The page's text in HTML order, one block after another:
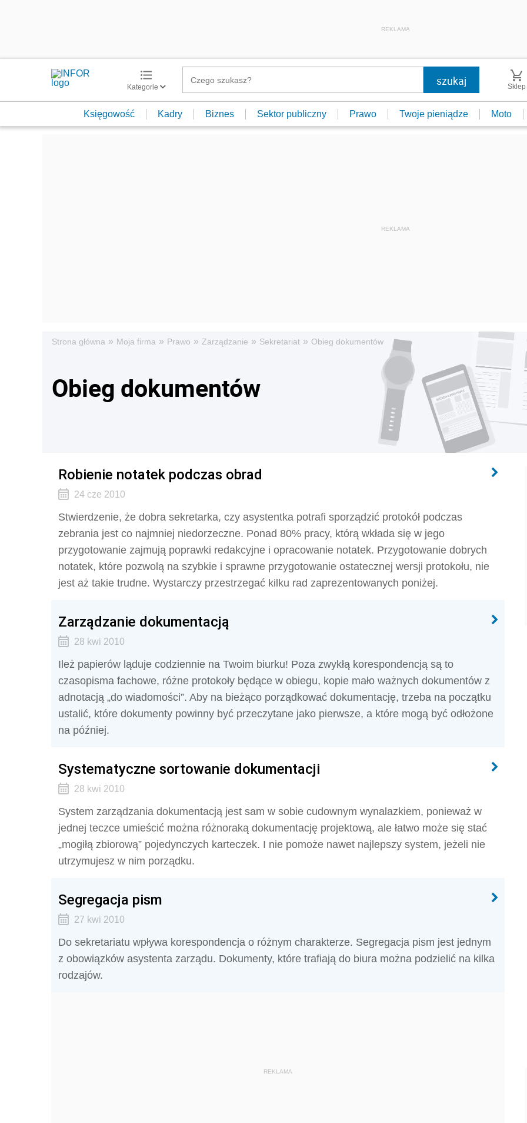
REKLAMA
Kategorie Sklep
Księgowość Kadry Biznes Sektor publiczny Prawo Twoje pieniądze Moto
Strona główna » Moja firma » Prawo » Zarządzanie » Sekretariat » Obieg dokumentów
Obieg dokumentów
Robienie notatek podczas obrad
24 cze 2010
Stwierdzenie, że dobra sekretarka, czy asystentka potrafi sporządzić protokół podczas
zebrania jest co najmniej niedorzeczne. Ponad 80% pracy, którą wkłada się w jego
przygotowanie zajmują poprawki redakcyjne i opracowanie notatek. Przygotowanie dobrych
notatek, które pozwolą na szybkie i sprawne przygotowanie ostatecznej wersji protokołu, nie
jest aż takie trudne. Wystarczy przestrzegać kilku rad zaprezentowanych poniżej.
Zarządzanie dokumentacją
28 kwi 2010
Ileż papierów ląduje codziennie na Twoim biurku! Poza zwykłą korespondencją są to
czasopisma fachowe, różne protokoły będące w obiegu, kopie mało ważnych dokumentów z
adnotacją „do wiadomości”. Aby na bieżąco porządkować dokumentację, trzeba na początku
ustalić, które dokumenty powinny być przeczytane jako pierwsze, a które mogą być odłożone
na później.
Systematyczne sortowanie dokumentacji
28 kwi 2010
System zarządzania dokumentacją jest sam w sobie cudownym wynalazkiem, ponieważ w
jednej teczce umieścić można różnoraką dokumentację projektową, ale łatwo może się stać
„mogiłą zbiorową” pojedynczych karteczek. I nie pomoże nawet najlepszy system, jeżeli nie
utrzymujesz w nim porządku.
Segregacja pism
27 kwi 2010
Do sekretariatu wpływa korespondencja o różnym charakterze. Segregacja pism jest jednym
z obowiązków asystenta zarządu. Dokumenty, które trafiają do biura można podzielić na kilka
rodzajów.
REKLAMA